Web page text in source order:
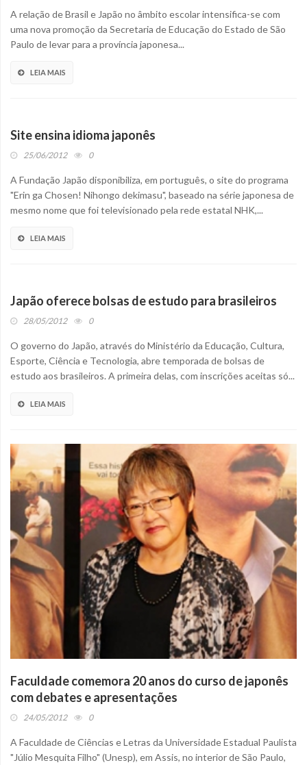
A relação de Brasil e Japão no âmbito escolar intensifica-se com
uma nova promoção da Secretaria de Educação do Estado de São
Paulo de levar para a província japonesa...
LEIA MAIS
Site ensina idioma japonês
25/06/2012 0
A Fundação Japão disponibiliza, em português, o site do programa
"Erin ga Chosen! Nihongo dekimasu", baseado na série japonesa de
mesmo nome que foi televisionado pela rede estatal NHK,...
LEIA MAIS
Japão oferece bolsas de estudo para brasileiros
28/05/2012 0
O governo do Japão, através do Ministério da Educação, Cultura,
Esporte, Ciência e Tecnologia, abre temporada de bolsas de
estudo aos brasileiros. A primeira delas, com inscrições aceitas só...
LEIA MAIS
Faculdade comemora 20 anos do curso de japonês
com debates e apresentações
24/05/2012 0
A Faculdade de Ciências e Letras da Universidade Estadual Paulista
"Júlio Mesquita Filho" (Unesp), em Assis, no interior de São Paulo,